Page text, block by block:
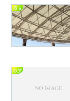
収支
収支